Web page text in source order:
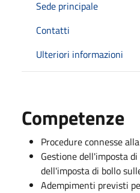
Sede principale
Contatti
Ulteriori informazioni
Competenze
Procedure connesse
Gestione dell'imposta
dell'imposta di bollo
Adempimenti previsti